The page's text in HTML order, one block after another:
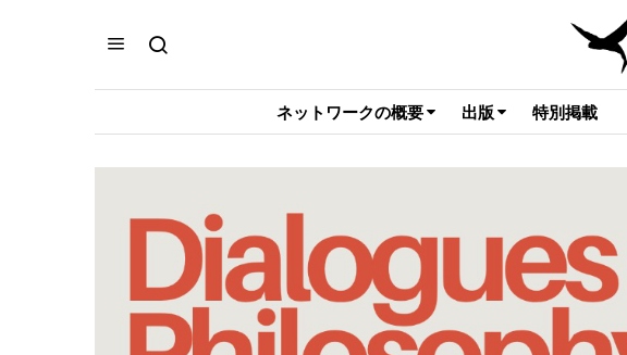
ネットワークの概要 出版 特別掲載